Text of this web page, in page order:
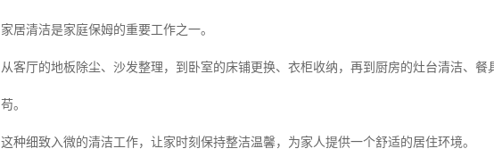
家居清洁是家庭保姆的重要工作之一。
从客厅的地板除尘、沙发整理，到卧室的床铺更换、衣柜收纳，再到厨房的灶台清洁、
苟。
这种细致入微的清洁工作，让家时刻保持整洁温馨，为家人提供一个舒适的居住环境。